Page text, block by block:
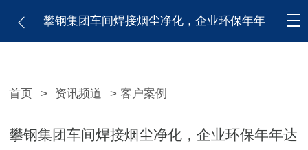
攀钢集团车间焊接烟尘净化，企业环保年年
首页 > 资讯频道 > 客户案例
攀钢集团车间焊接烟尘净化，企业环保年年达